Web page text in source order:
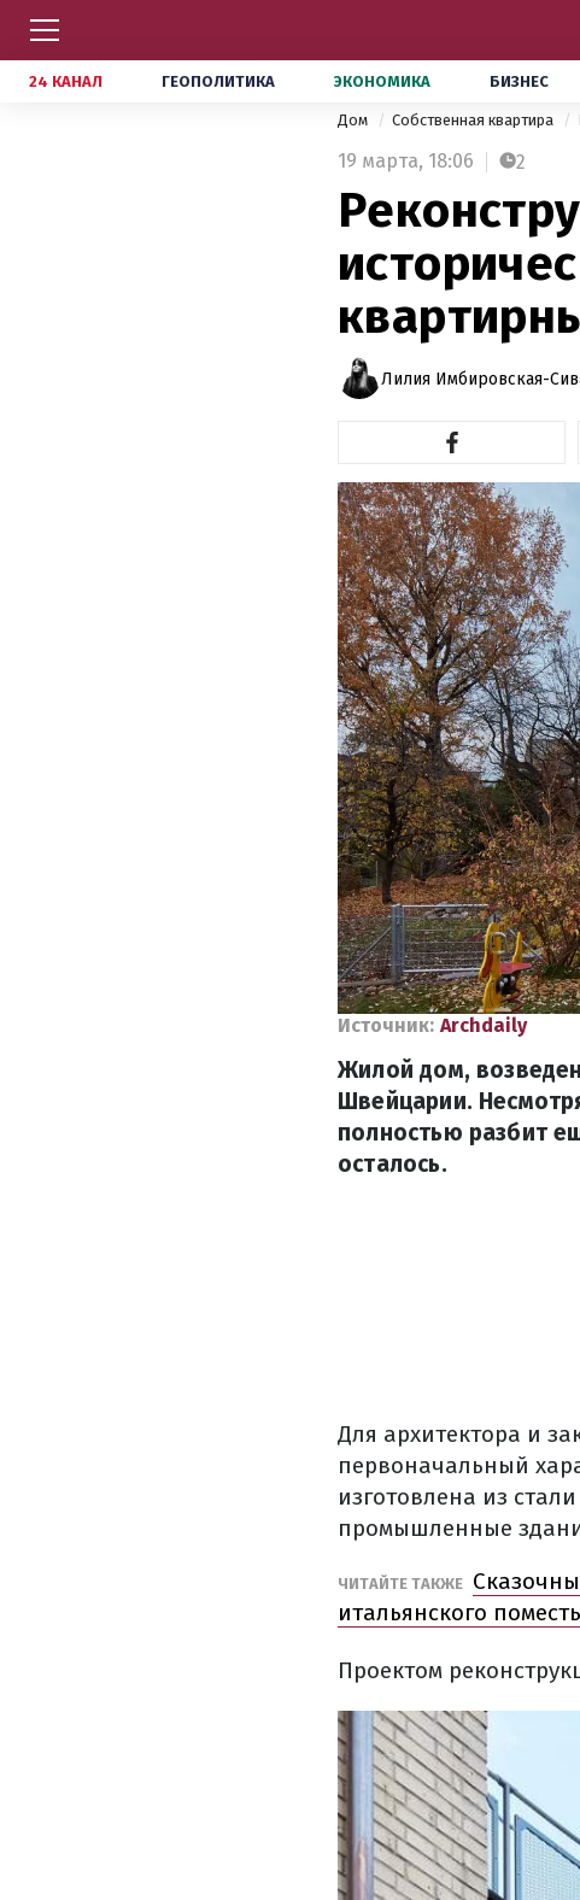
24 КАНАЛ ГЕОПОЛИТИКА ЭКОНОМИКА БИЗНЕС
Дом Собственная квартира
19 марта, 18:06 2
Лилия Имбировская-
Источник: Аrchdaily
Жилой дом,
Швейцарии.
полностью разбит
осталось.
Для архитектора и
первоначальный
изготовлена из
промышленные
ЧИТАЙТЕ ТАКЖЕ
итальянского
Проектом